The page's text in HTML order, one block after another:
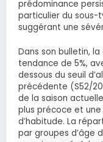
prédominance
particulier du sous-
suggérant une
Dans son bulletin,
tendance de 5%,
dessous du seuil
précédente (S52/
de la saison
plus précoce et
d’habitude. La
par groupes d’âge